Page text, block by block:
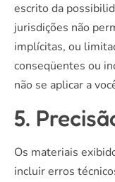
escrito da
jurisdições não
implícitas, ou
conseqüentes ou
não se aplicar a
5.
Os materiais
incluir erros